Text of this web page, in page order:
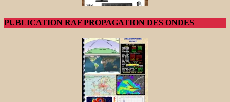
PUBLICATION RAF PROPAGATION DES ONDES